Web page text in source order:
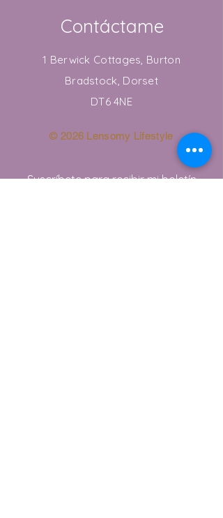
Contáctame
1 Berwick Cottages, Burton
Bradstock, Dorset
DT6 4NE
© 2026 Lensomy Lifestyle
Suscríbete para recibir mi boletín